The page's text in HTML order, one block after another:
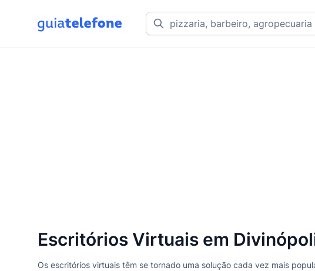
Escritórios Virtuais em
Os escritórios virtuais têm se tornado uma solução cada vez mais